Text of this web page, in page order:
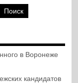
в Воронеже
кандидатов